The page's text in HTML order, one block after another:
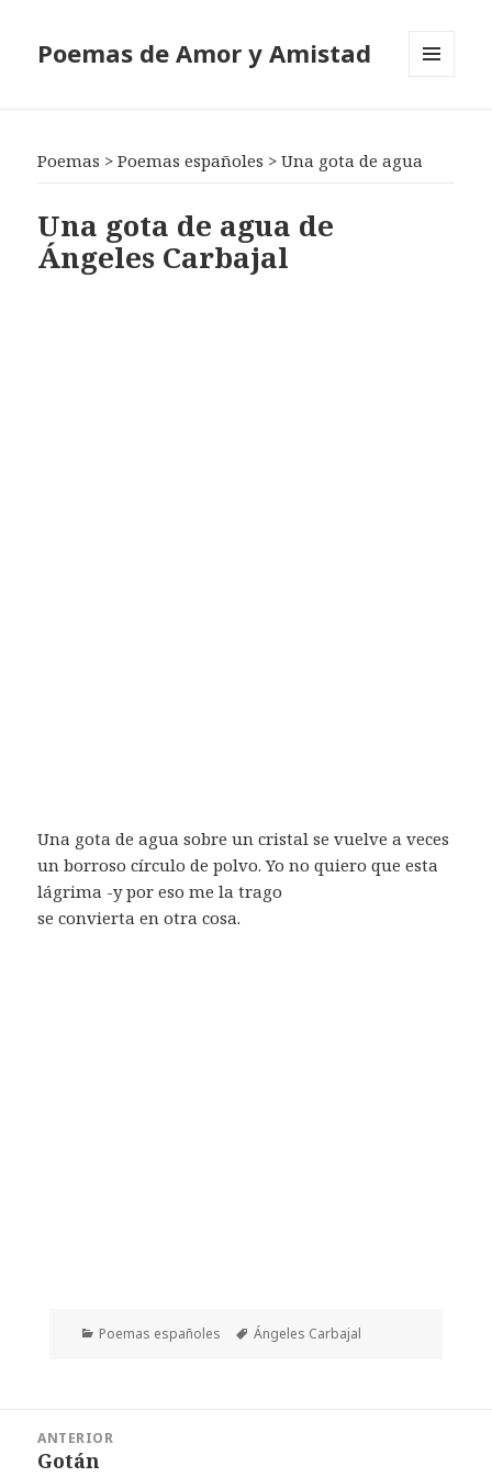
Poemas de Amor y Amistad
Poemas >Poemas españoles >Una gota de agua
Una gota de agua de
Ángeles Carbajal
Una gota de agua sobre un cristal se vuelve a veces
un borroso círculo de polvo. Yo no quiero que esta
lágrima -y por eso me la trago
se convierta en otra cosa.
Categorías
Poemas españoles Etiquetas
Ángeles Carbajal
ANTERIOR
Entrada
Gotán